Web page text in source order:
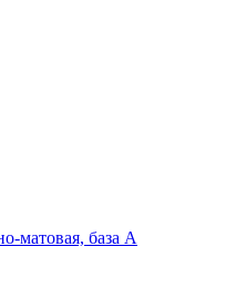
матовая, база А